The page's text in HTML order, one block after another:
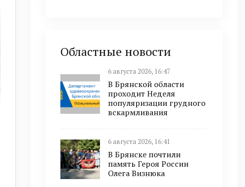
Областные новости
6 августа 2026, 16:47
В Брянской области
проходит Неделя
популяризации грудного
вскармливания
6 августа 2026, 16:41
В Брянске почтили
память Героя России
Олега Визнюка